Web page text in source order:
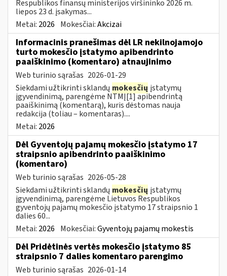
Respublikos finansų ministerijos viršininko 2026 m.
liepos 23 d. įsakymas...
Metai: 2026 Mokesčiai:Akcizai
Informacinis pranešimas dėl LR nekilnojamojo
turto mokesčio įstatymo apibendrinto
paaiškinimo (komentaro) atnaujinimo
Web turinio sąrašas 2026-01-29
Siekdami užtikrinti sklandų mokesčių įstatymų
įgyvendinimą, parengėme NTMĮ[1] apibendrintą
paaiškinimą (komentarą), kuris dėstomas nauja
redakcija (toliau – komentaras)....
Metai: 2026
Dėl Gyventojų pajamų mokesčio įstatymo 17
straipsnio apibendrinto paaiškinimo
(komentaro)
Web turinio sąrašas 2026-05-28
Siekdami užtikrinti sklandų mokesčių įstatymų
įgyvendinimą, parengėme Lietuvos Respublikos
gyventojų pajamų mokesčio įstatymo 17 straipsnio 1
dalies 60...
Metai: 2026 Mokesčiai:Gyventojų pajamų mokestis
Dėl Pridėtinės vertės mokesčio įstatymo 85
straipsnio 7 dalies komentaro parengimo
Web turinio sąrašas 2026-01-14